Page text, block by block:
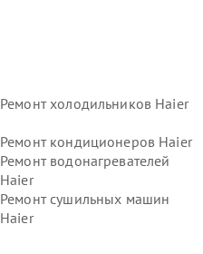
Ремонт холодильников Haier
Ремонт кондиционеров Haier
Ремонт водонагревателей
Haier
Ремонт сушильных машин
Haier